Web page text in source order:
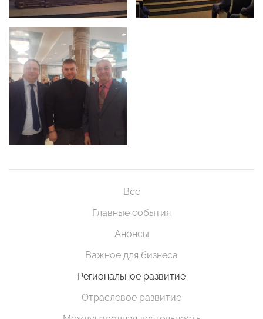
Все
Главные события
Анонсы
Важное для бизнеса
Региональное развитие
Отраслевое развитие